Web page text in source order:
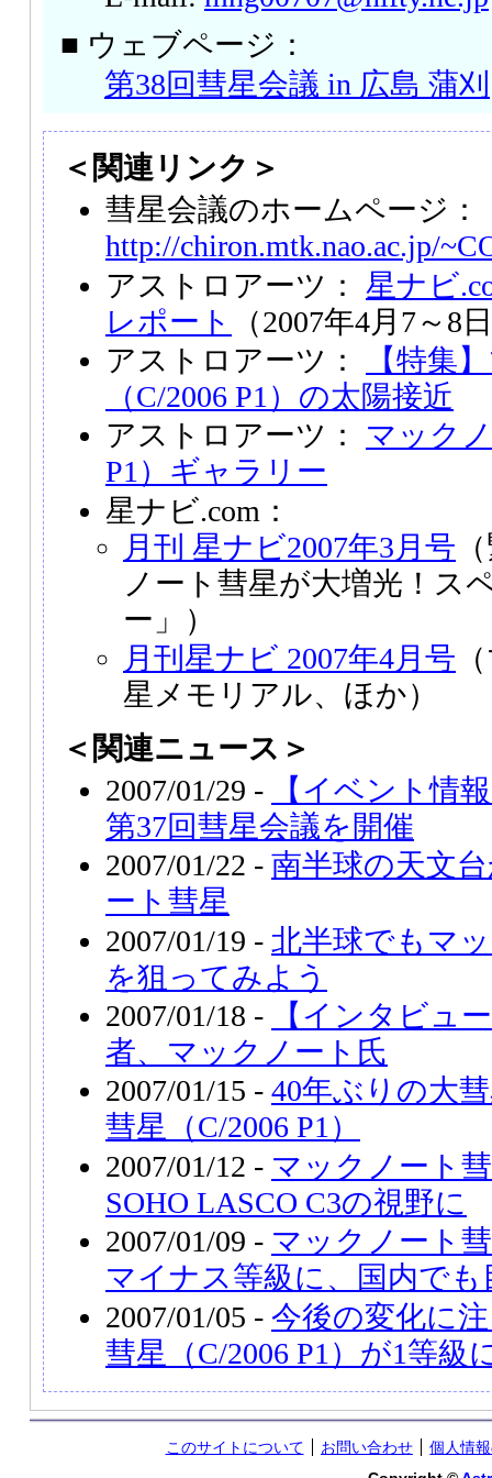
■ ウェブページ：
第38回彗星会議 in 広島 蒲刈
＜関連リンク＞
彗星会議のホームページ：
http://chiron.mtk.nao.ac.jp/
アストロアーツ： 星ナビ
レポート
（2007年4月7～8
アストロアーツ：
【特集
（C/2006 P1）の太陽接近
アストロアーツ： マック
P1）ギャラリー
星ナビ.com：
月刊 星ナビ2007年3月号
ノート彗星が大増光！ス
ー」）
月刊星ナビ 2007年4月号
星メモリアル、ほか）
＜関連ニュース＞
2007/01/29 -
【イベント情
第37回彗星会議を開催
2007/01/22 - 南半球の天文
ート彗星
2007/01/19 - 北半球でもマ
を狙ってみよう
2007/01/18 -
【インタビュ
者、マックノート氏
2007/01/15 - 40年ぶりの大
彗星（C/2006 P1）
2007/01/12 - マックノート
SOHO LASCO C3の視野に
2007/01/09 - マックノート
マイナス等級に、国内でも
2007/01/05 - 今後の変化に
彗星（C/2006 P1）が1等級
このサイトについて お問い合わせ
個人情